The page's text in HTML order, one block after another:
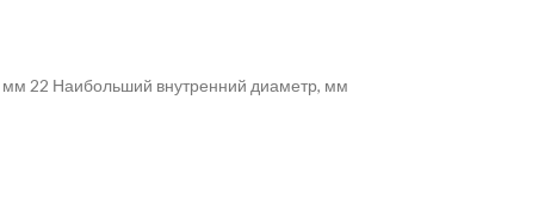
22 Наибольший внутренний диаметр, мм